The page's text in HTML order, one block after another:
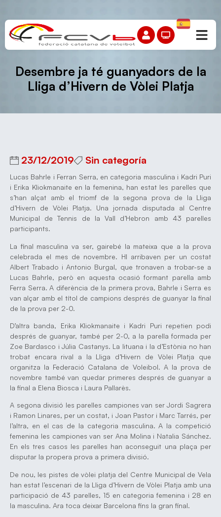
Desembre ja té guanyadors de la
Lliga d’Hivern de Vòlei Platja
23/12/2019 Sin categoría
Lucas Bahrle i Ferran Serra, en categoria masculina i Kadri Puri
i Erika Kliokmanaite en la femenina, han estat les parelles que
s’han alçat amb el triomf de la segona prova de la Lliga
d’Hivern de Vòlei Platja. Una jornada disputada al Centre
Municipal de Tennis de la Vall d’Hebron amb 43 parelles
participants.
La final masculina va ser, gairebé la mateixa que a la prova
celebrada el mes de novembre. HI arribaven per un costat
Albert Trabado i Antonio Burgal, que tronaven a trobar-se a
Lucas Bahrle, però en aquesta ocasió formant parella amb
Ferra Serra. A diferència de la primera prova, Bahrle i Serra es
van alçar amb el títol de campions després de guanyar la final
de la prova per 2-0.
D’altra banda, Erika Kliokmanaite i Kadri Puri repetien podi
després de guanyar, també per 2-0, a la parella formada per
Zoe Bardasco i Júlia Castanys. La lituana i la d’Estònia no han
trobat encara rival a la Lliga d’Hivern de Vòlei Platja que
organitza la Federació Catalana de Voleibol. A la prova de
novembre també van quedar primeres després de guanyar a
la final a Elena Biosca i Laura Pallarès.
A segona divisió les parelles campiones van ser Jordi Sagrera
i Ramon Linares, per un costat, i Joan Pastor i Marc Tarrés, per
l’altra, en el cas de la categoria masculina. A la competició
femenina les campiones van ser Ana Molina i Natalia Sánchez.
En els tres casos les parelles han aconseguit una plaça per
disputar la propera prova a primera divisió.
De nou, les pistes de vòlei platja del Centre Municipal de Vela
han estat l’escenari de la Lliga d’Hivern de Vòlei Platja amb una
participació de 43 parelles, 15 en categoria femenina i 28 en
la masculina. Ara toca deixar Barcelona fins la gran final.